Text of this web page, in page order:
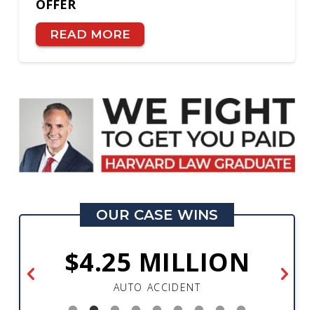
OFFER
READ MORE
OUR CASE WINS
$4.25 MILLION
AUTO ACCIDENT